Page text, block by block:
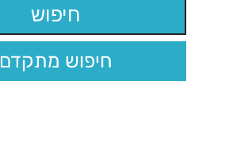
חיפוש מתקדם